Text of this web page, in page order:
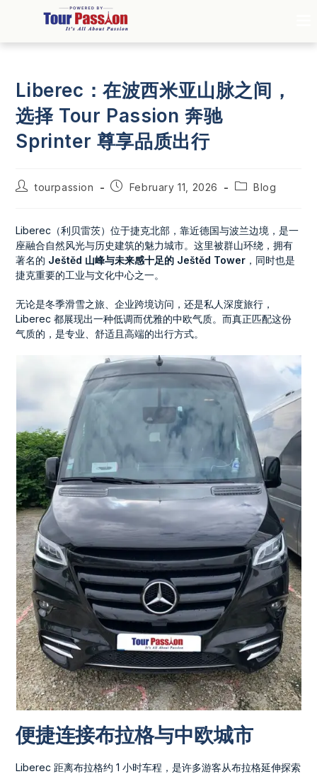
Liberec：在波西米亚山脉之间，
选择 Tour Passion 奔驰
Sprinter 尊享品质出行
tourpassion February 11, 2026 Blog
Liberec（利贝雷茨）位于捷克北部，靠近德国与波兰边境，是一
座融合自然风光与历史建筑的魅力城市。这里被群山环绕，拥有
著名的 Ještěd 山峰与未来感十足的 Ještěd Tower ，同时也是
捷克重要的工业与文化中心之一。
无论是冬季滑雪之旅、企业跨境访问，还是私人深度旅行，
Liberec 都展现出一种低调而优雅的中欧气质。而真正匹配这份
气质的，是专业、舒适且高端的出行方式。
便捷连接布拉格与中欧城市
Liberec 距离布拉格约 1 小时车程，是许多游客从布拉格延伸探索